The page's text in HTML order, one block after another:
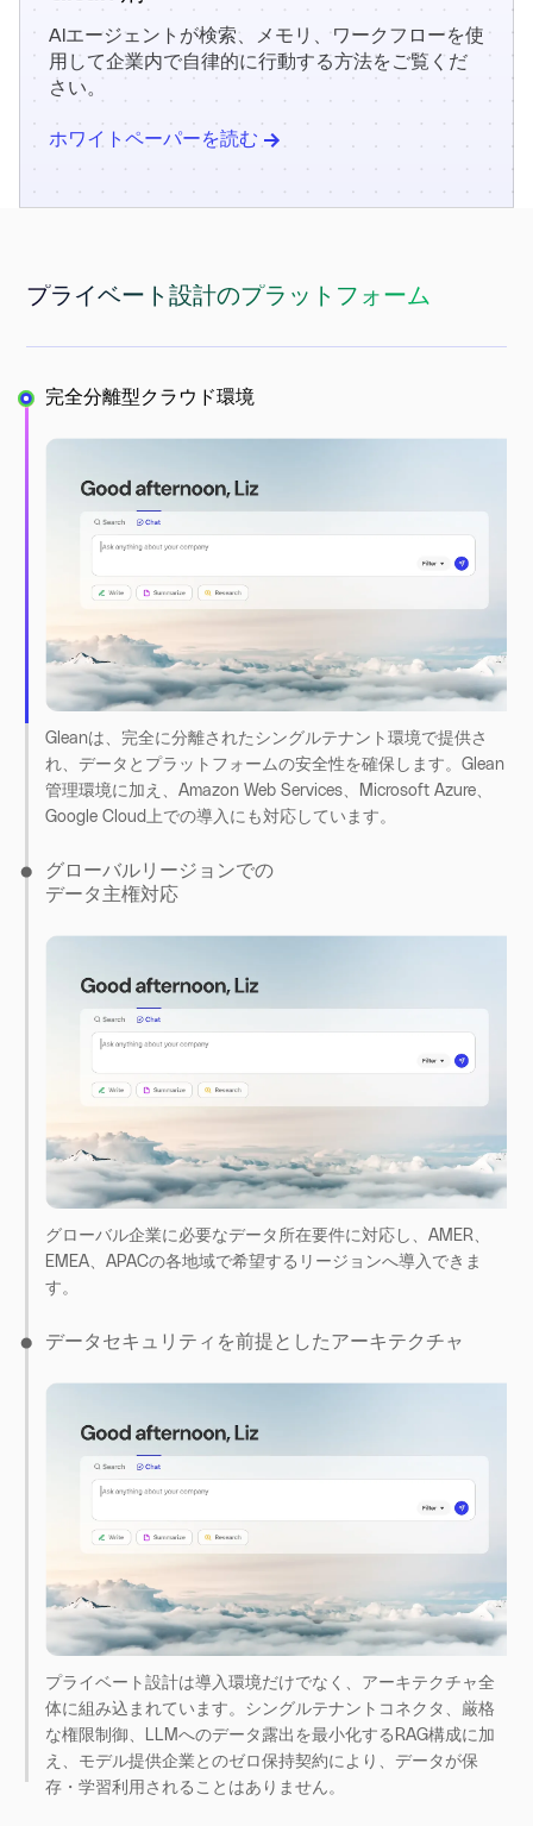
AIエージェントが検索、メモリ、ワークフローを使
用して企業内で自律的に行動する方法をご覧くだ
さい。
ホワイトペーパーを読む
プライベート設計のプラットフォーム
完全分離型クラウド環境
Gleanは、完全に分離されたシングルテナント環境で提供さ
れ、データとプラットフォームの安全性を確保します。Glean
管理環境に加え、Amazon Web Services、Microsoft Azure、
Google Cloud上での導入にも対応しています。
グローバルリージョンでの
データ主権対応
グローバル企業に必要なデータ所在要件に対応し、AMER、
EMEA、APACの各地域で希望するリージョンへ導入できま
す。
データセキュリティを前提としたアーキテクチャ
プライベート設計は導入環境だけでなく、アーキテクチャ全
体に組み込まれています。シングルテナントコネクタ、厳格
な権限制御、LLMへのデータ露出を最小化するRAG構成に加
え、モデル提供企業とのゼロ保持契約により、データが保
存・学習利用されることはありません。